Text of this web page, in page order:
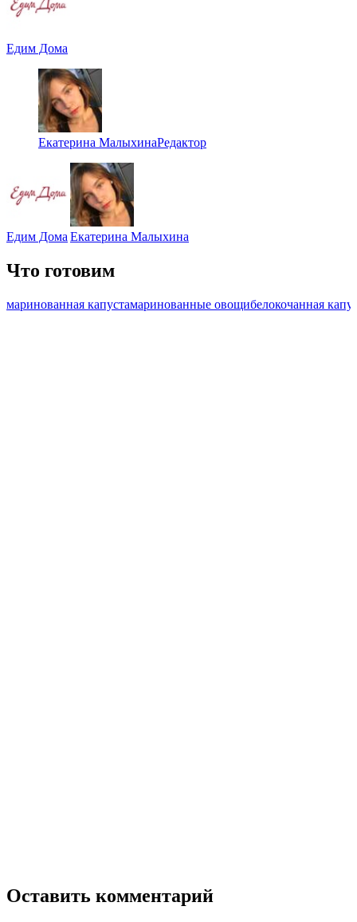
Едим Дома
Екатерина МалыхинаРедактор
Едим Дома Екатерина Малыхина
Что готовим
маринованная капустамаринованные овощибелокочанная
Оставить комментарий